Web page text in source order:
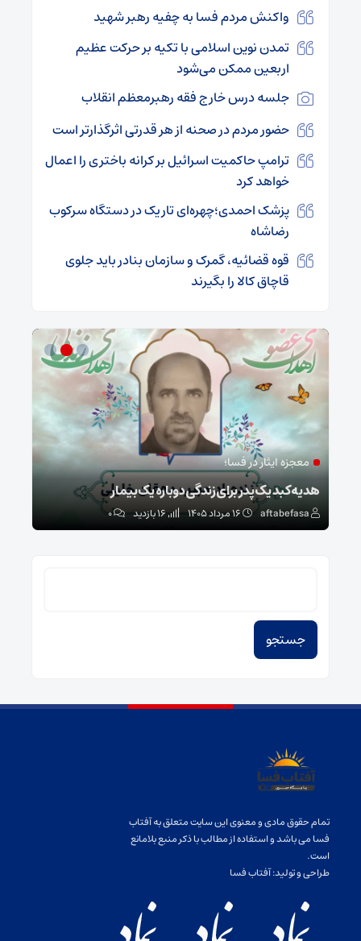
واکنش مردم فسا به چفیه رهبر شهید
تمدن نوین اسلامی با تکیه بر حرکت عظیم
اربعین ممکن می‌شود
جلسه درس خارج فقه رهبرمعظم انقلاب
حضور مردم در صحنه از هر قدرتی اثرگذارتر است
ترامپ حاکمیت اسرائیل بر کرانه باختری را اعمال
خواهد کرد
پزشک احمدی؛چهره‌ای تاریک در دستگاه سرکوب
رضاشاه
قوه قضائیه، گمرک و سازمان بنادر باید جلوی
قاچاق کالا را بگیرند
معجزه ایثار در فسا؛
هدیه کبد یک پدر برای زندگی دوباره یک بیمار
aftabefasa ۱۶ مرداد ۱۴۰۵ 16 بازدید ۰
تمام حقوق مادی و معنوی این سایت متعلق به آفتاب
فسا می باشد و استفاده از مطالب با ذکر منبع بلامانع
است.
طراحی و تولید:آفتاب فسا